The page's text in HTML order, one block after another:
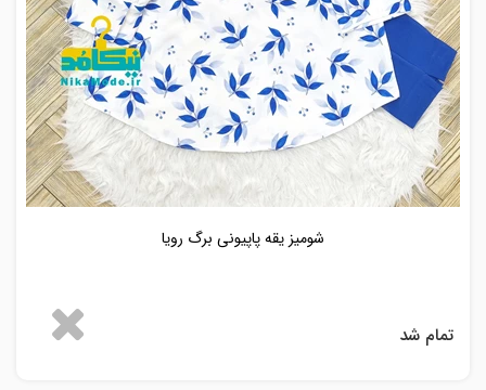
شومیز یقه پاپیونی برگ رویا
تمام شد